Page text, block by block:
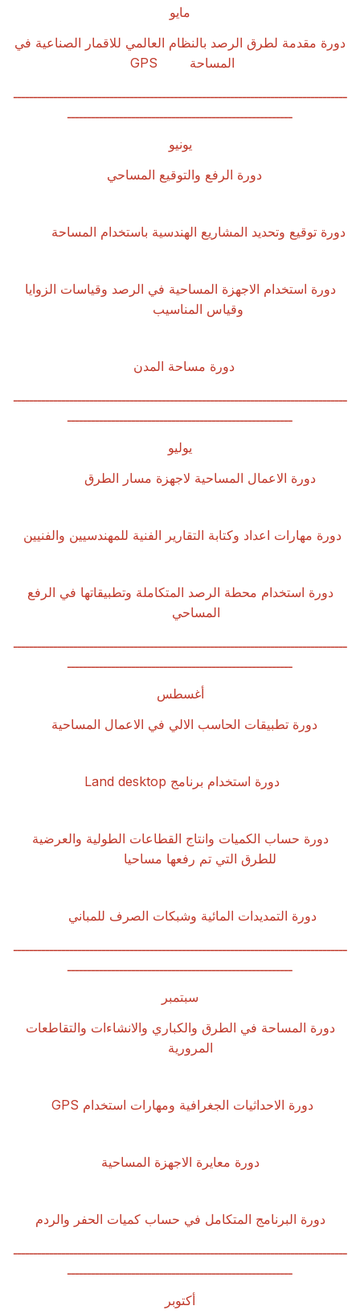
مايو
دورة مقدمة لطرق الرصد بالنظام العالمي للاقمار الصناعية في
المساحةGPS
ـــــــــــــــــــــــــــــــــــــــــــــــــــــــــــــــــــــــــــــــــــ
ــــــــــــــــــــــــــــــــــــــــــــــــــــــــ
يونيو
دورة الرفع والتوقيع المساحي
دورة توقيع وتحديد المشاريع الهندسية باستخدام المساحة
دورة استخدام الاجهزة المساحية في الرصد وقياسات الزوايا
وقياس المناسيب
دورة مساحة المدن
ـــــــــــــــــــــــــــــــــــــــــــــــــــــــــــــــــــــــــــــــــــ
ــــــــــــــــــــــــــــــــــــــــــــــــــــــــ
يوليو
دورة الاعمال المساحية لاجهزة مسار الطرق
دورة مهارات اعداد وكتابة التقارير الفنية للمهندسيين والفنيين
دورة استخدام محطة الرصد المتكاملة وتطبيقاتها في الرفع
المساحي
ـــــــــــــــــــــــــــــــــــــــــــــــــــــــــــــــــــــــــــــــــــ
ــــــــــــــــــــــــــــــــــــــــــــــــــــــــ
أغسطس
دورة تطبيقات الحاسب الالي في الاعمال المساحية
دورة استخدام برنامج Land desktop
دورة حساب الكميات وانتاج القطاعات الطولية والعرضية
للطرق التي تم رفعها مساحيا
دورة التمديدات المائية وشبكات الصرف للمباني
ـــــــــــــــــــــــــــــــــــــــــــــــــــــــــــــــــــــــــــــــــــ
ــــــــــــــــــــــــــــــــــــــــــــــــــــــــ
سبتمبر
دورة المساحة في الطرق والكباري والانشاءات والتقاطعات
المرورية
دورة الاحداثيات الجغرافية ومهارات استخدامGPS
دورة معايرة الاجهزة المساحية
دورة البرنامج المتكامل في حساب كميات الحفر والردم
ـــــــــــــــــــــــــــــــــــــــــــــــــــــــــــــــــــــــــــــــــــ
ــــــــــــــــــــــــــــــــــــــــــــــــــــــــ
أكتوبر